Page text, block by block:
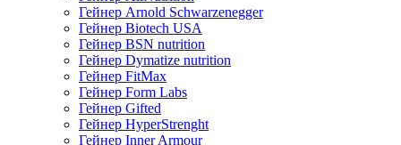
Гейнер Arnold Schwarzenegger
Гейнер Biotech USA
Гейнер BSN nutrition
Гейнер Dymatize nutrition
Гейнер FitMax
Гейнер Form Labs
Гейнер Gifted
Гейнер HyperStrenght
Гейнер Inner Armour